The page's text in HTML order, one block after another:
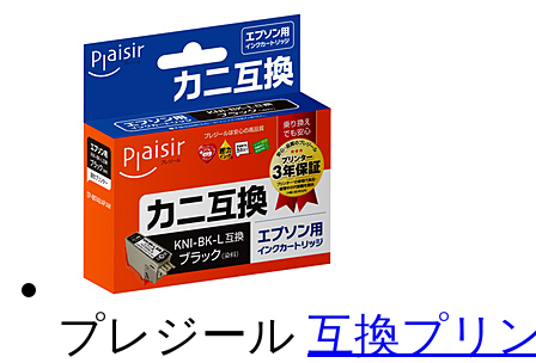
プレジール 互換プリ